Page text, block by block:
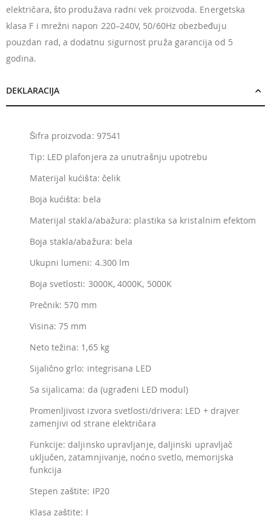
električara, što produžava radni vek proizvoda. Energetska
klasa F i mrežni napon 220–240V, 50/60Hz obezbeđuju
pouzdan rad, a dodatnu sigurnost pruža garancija od 5
godina.
DEKLARACIJA
Šifra proizvoda: 97541
Tip: LED plafonjera za unutrašnju upotrebu
Materijal kućišta: čelik
Boja kućišta: bela
Materijal stakla/abažura: plastika sa kristalnim efektom
Boja stakla/abažura: bela
Ukupni lumeni: 4.300 lm
Boja svetlosti: 3000K, 4000K, 5000K
Prečnik: 570 mm
Visina: 75 mm
Neto težina: 1,65 kg
Sijalično grlo: integrisana LED
Sa sijalicama: da (ugrađeni LED modul)
Promenljivost izvora svetlosti/drivera: LED + drajver
zamenjivi od strane električara
Funkcije: daljinsko upravljanje, daljinski upravljač
uključen, zatamnjivanje, noćno svetlo, memorijska
funkcija
Stepen zaštite: IP20
Klasa zaštite: I